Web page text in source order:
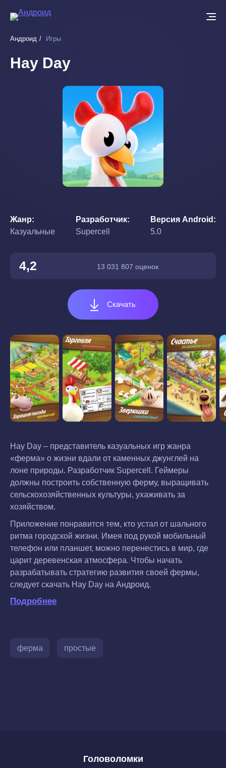
основному
Андроид Игры
Hay Day
Жанр
Казуальные
Разработчик
Supercell
Версия Android
5.0
4,2 13 031 807 оценок
Скачать
Hay Day – представитель казуальных игр жанра
«ферма» о жизни вдали от каменных джунглей на
лоне природы. Разработчик Supercell. Геймеры
должны построить собственную ферму, выращивать
сельскохозяйственных культуры, ухаживать за
хозяйством.
Приложение понравится тем, кто устал от шального
ритма городской жизни. Имея под рукой мобильный
телефон или планшет, можно перенестись в мир, где
царит деревенская атмосфера. Чтобы начать
разрабатывать стратегию развития своей фермы,
следует скачать Hay Day на Андроид.
Подробнее
ферма простые
Головоломки